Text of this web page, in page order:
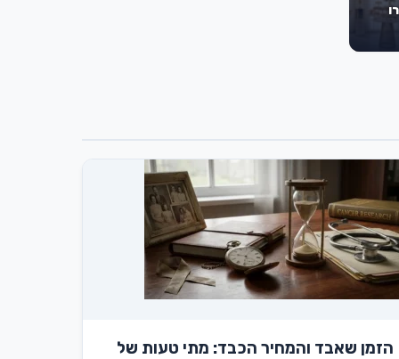
הזמן שאבד והמחיר הכבד: מתי טעות של